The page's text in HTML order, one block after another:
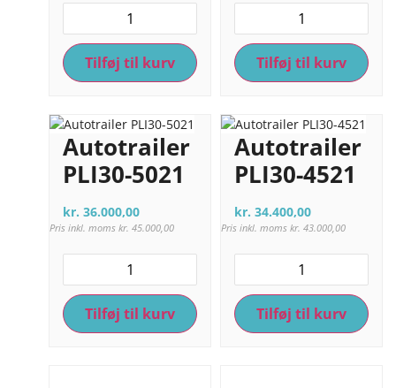
Tilføj til kurv Tilføj til kurv
Autotrailer
PLI30-5021
kr. 36.000,00
Pris inkl. moms kr. 45.000,00
Tilføj til kurv
Autotrailer
PLI30-4521
kr. 34.400,00
Pris inkl. moms kr. 43.000,00
Tilføj til kurv